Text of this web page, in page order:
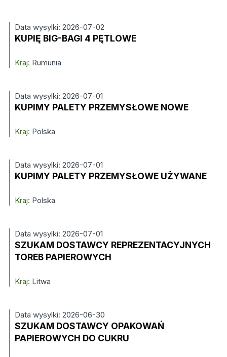
Data wysylki: 2026-07-02
KUPIĘ BIG-BAGI 4 PĘTLOWE
Kraj: Rumunia
Data wysylki: 2026-07-01
KUPIMY PALETY PRZEMYSŁOWE NOWE
Kraj: Polska
Data wysylki: 2026-07-01
KUPIMY PALETY PRZEMYSŁOWE UŻYWANE
Kraj: Polska
Data wysylki: 2026-07-01
SZUKAM DOSTAWCY REPREZENTACYJNYCH
TOREB PAPIEROWYCH
Kraj: Litwa
Data wysylki: 2026-06-30
SZUKAM DOSTAWCY OPAKOWAŃ
PAPIEROWYCH DO CUKRU